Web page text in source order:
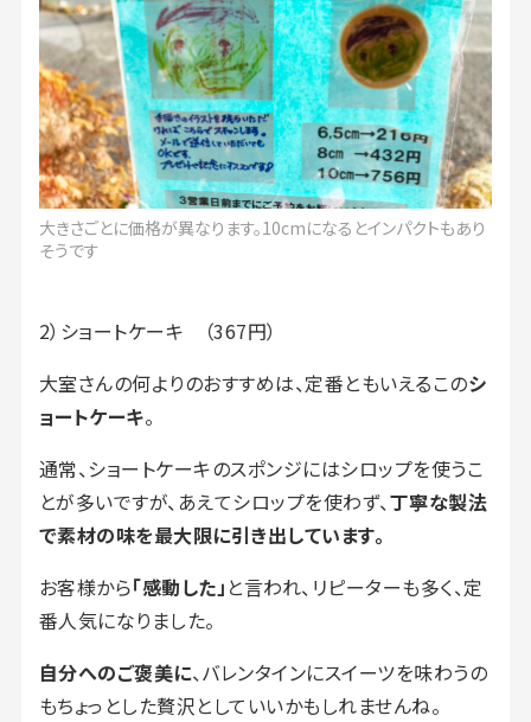
大きさごとに価格が異なります。10cmになるとインパクトもあり
そうです
2）ショートケーキ （367円）
大室さんの何よりのおすすめは、定番ともいえるこのシ
ョートケーキ。
通常、ショートケーキのスポンジにはシロップを使うこ
とが多いですが、あえてシロップを使わず、丁寧な製法
で素材の味を最大限に引き出しています。
お客様から「感動した」 と言われ、リピーターも多く、定
番人気になりました。
自分へのご褒美に、バレンタインにスイーツを味わうの
もちょっとした贅沢としていいかもしれませんね。